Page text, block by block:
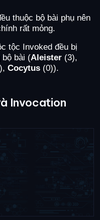
thuộc bộ bài phụ nên
rất mỏng.
tộc Invoked đều bị
bài (Aleister (3),
Cocytus (0)).
Invocation